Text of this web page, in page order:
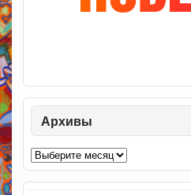
Архивы
Архивы